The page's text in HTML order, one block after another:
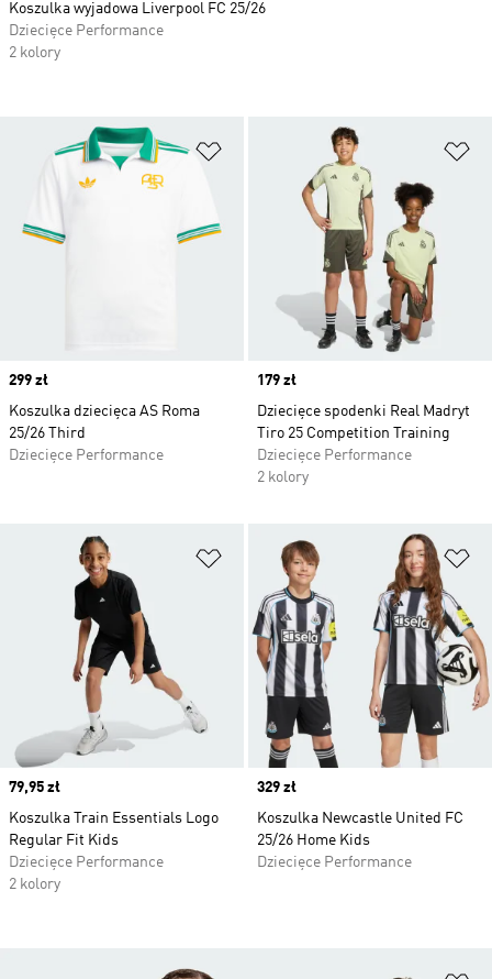
Dodaj do listy życzeń
Price
299 zł
Koszulka dziecięca AS Roma
25/26 Third
Dziecięce Performance
Price
179 zł
Dziecięce spodenki Real Madryt
Tiro 25 Competition Training
Dziecięce Performance
2 kolory
Dodaj do listy życzeń
Price
79,95 zł
Koszulka Train Essentials Logo
Regular Fit Kids
Dziecięce Performance
2 kolory
Price
329 zł
Koszulka Newcastle United FC
25/26 Home Kids
Dziecięce Performance
Koszulka wyjadowa Liverpool FC 25/26
Dziecięce Performance
2 kolory